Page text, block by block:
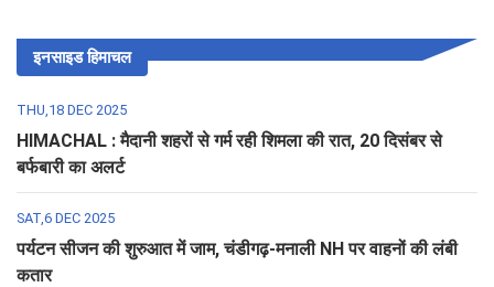
इनसाइड हिमाचल
THU,18 DEC 2025
HIMACHAL : मैदानी शहरों से गर्म रही शिमला की रात, 20 दिसंबर से
बर्फबारी का अलर्ट
SAT,6 DEC 2025
पर्यटन सीजन की शुरुआत में जाम, चंडीगढ़-मनाली NH पर वाहनों की लंबी
कतार